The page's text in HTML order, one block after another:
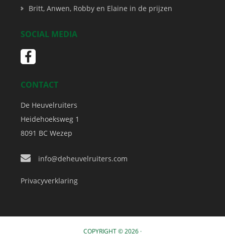
Britt, Anwen, Robby en Elaine in de prijzen
SOCIAL MEDIA
CONTACT
De Heuvelruiters
Heidehoeksweg 1
8091 BC Wezep
info@deheuvelruiters.com
Privacyverklaring
COPYRIGHT © 2026 ·